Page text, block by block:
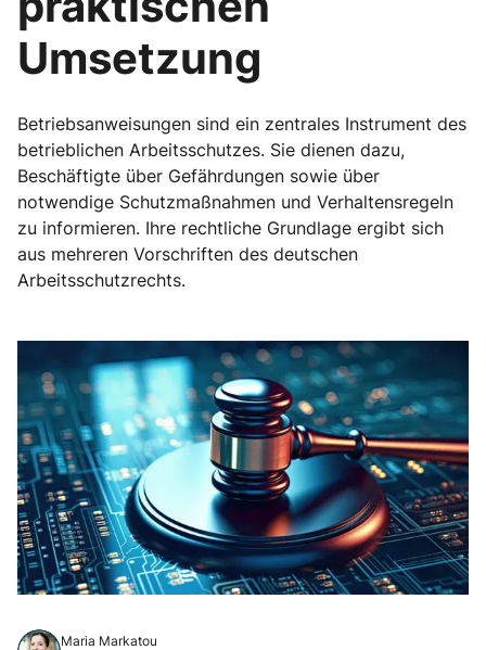
Umsetzung
Betriebsanweisungen sind ein zentrales Instrument des
betrieblichen Arbeitsschutzes. Sie dienen dazu,
Beschäftigte über Gefährdungen sowie über
notwendige Schutzmaßnahmen und Verhaltensregeln
zu informieren. Ihre rechtliche Grundlage ergibt sich
aus mehreren Vorschriften des deutschen
Arbeitsschutzrechts.
Maria Markatou